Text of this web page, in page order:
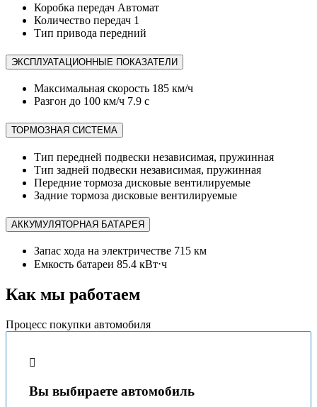
Коробка передач Автомат
Количество передач 1
Тип привода передний
ЭКСПЛУАТАЦИОННЫЕ ПОКАЗАТЕЛИ
Максимальная скорость 185 км/ч
Разгон до 100 км/ч 7.9 с
ТОРМОЗНАЯ СИСТЕМА
Тип передней подвески независимая, пружинная
Тип задней подвески независимая, пружинная
Передние тормоза дисковые вентилируемые
Задние тормоза дисковые вентилируемые
АККУМУЛЯТОРНАЯ БАТАРЕЯ
Запас хода на электричестве 715 км
Емкость батареи 85.4 кВт⋅ч
Как мы работаем
Процесс покупки автомобиля
Вы выбираете автомобиль